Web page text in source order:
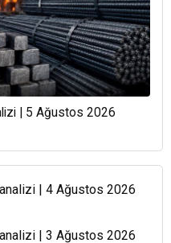
| 5 Ağustos 2026
| 4 Ağustos 2026
| 3 Ağustos 2026